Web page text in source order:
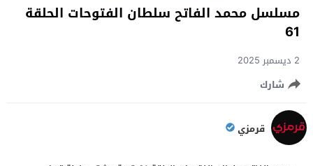
مسلسل محمد الفاتح سلطان الفتوحات الحلقة
61
2 ديسمبر 2025
شارك
قرمزي